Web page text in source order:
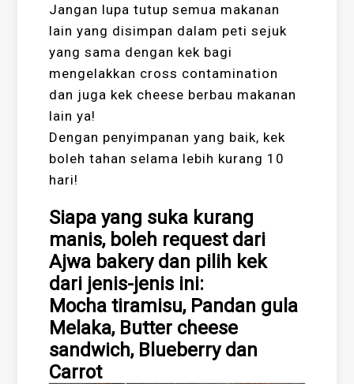
Jangan lupa tutup semua makanan
lain yang disimpan dalam peti sejuk
yang sama dengan kek bagi
mengelakkan cross contamination
dan juga kek cheese berbau makanan
lain ya!
Dengan penyimpanan yang baik, kek
boleh tahan selama lebih kurang 10
hari!
Siapa yang suka kurang
manis, boleh request dari
Ajwa bakery dan pilih kek
dari jenis-jenis ini:
Mocha tiramisu, Pandan gula
Melaka, Butter cheese
sandwich, Blueberry dan
Carrot